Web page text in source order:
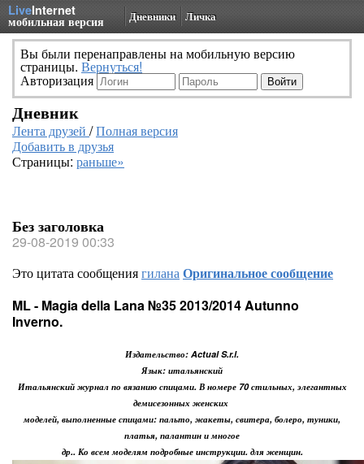
LiveInternet
мобильная версия Дневники Личка
Вы были перенаправлены на мобильную версию
страницы. Вернуться!
Авторизация
Дневник
Лента друзей /Полная версия
Добавить в друзья
Страницы: раньше»
Без заголовка
29-08-2019 00:33
Это цитата сообщениягиланаОригинальное сообщение
ML - Magia della Lana №35 2013/2014 Autunno
Inverno.
Издательство: Actual S.r.l.
Язык: итальянский
Итальянский журнал по вязанию спицами. В номере 70 стильных, элегантных
демисезонных женских
моделей, выполненные спицами: пальто, жакеты, свитера, болеро, туники,
платья, палантин и многое
др.. Ко всем моделям подробные инструкции. для женщин.